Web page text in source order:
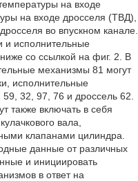
на входе
на входе дросселя (ТВД),
во впускном канале.
и исполнительные
со ссылкой на фиг. 2. В
механизмы 81 могут
исполнительные
32, 97, 76 и дроссель 62.
также включать в себя
вала,
клапанами цилиндра.
данные от различных
и инициировать
в ответ на